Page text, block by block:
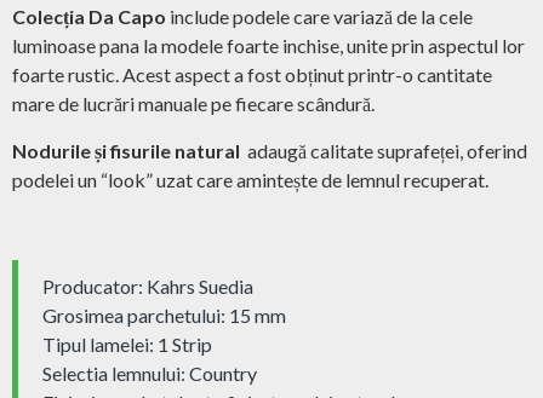
Colecția Da Capo include podele care variază de la cele
luminoase pana la modele foarte inchise, unite prin aspectul lor
foarte rustic. Acest aspect a fost obținut printr-o cantitate
mare de lucrări manuale pe fiecare scândură.
Nodurile și fisurile natural adaugă calitate suprafeței, oferind
podelei un “look” uzat care amintește de lemnul recuperat.
Producator: Kahrs Suedia
Grosimea parchetului: 15 mm
Tipul lamelei: 1 Strip
Selectia lemnului: Country